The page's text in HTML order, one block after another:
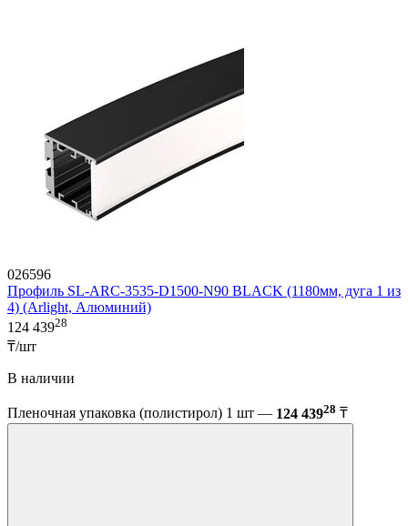
026596
Профиль SL-ARC-3535-D1500-N90 BLACK (1180мм, дуга 1 из
4) (Arlight, Алюминий)
124 43928
₸/шт
В наличии
Пленочная упаковка (полистирол) 1 шт — 124 43928 ₸